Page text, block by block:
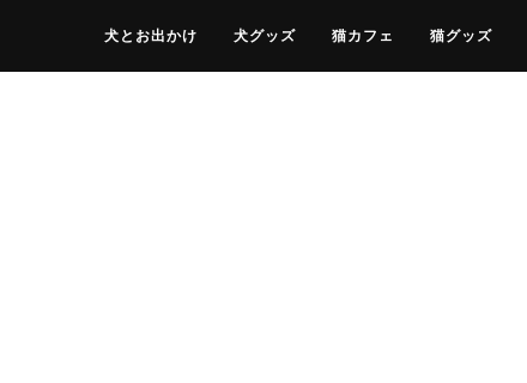
犬とお出かけ 犬グッズ 猫カフェ 猫グッズ